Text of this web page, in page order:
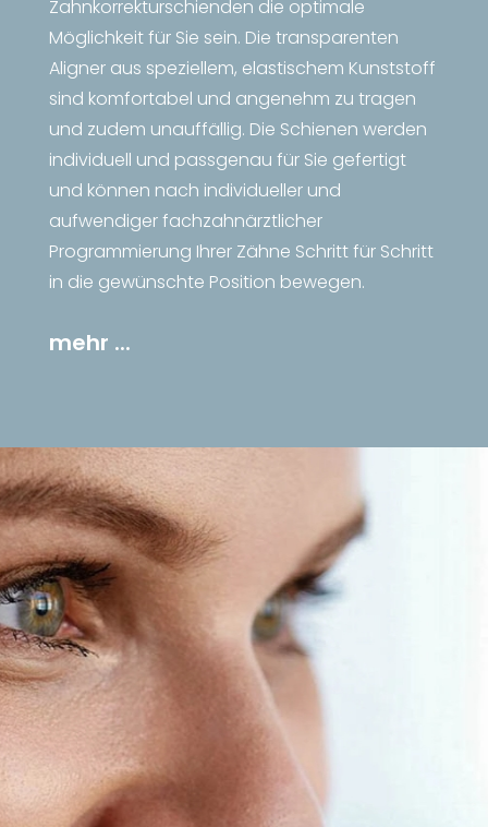
Zahnkorrekturschienden die optimale
Möglichkeit für Sie sein. Die transparenten
Aligner aus speziellem, elastischem Kunststoff
sind komfortabel und angenehm zu tragen
und zudem unauffällig. Die Schienen werden
individuell und passgenau für Sie gefertigt
und können nach individueller und
aufwendiger fachzahnärztlicher
Programmierung Ihrer Zähne Schritt für Schritt
in die gewünschte Position bewegen.
mehr ...